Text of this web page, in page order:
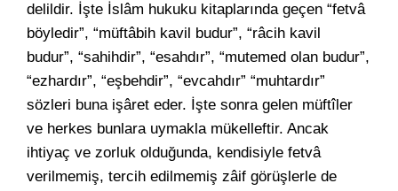
delildir. İşte İslâm hukuku kitaplarında geçen “fetvâ
böyledir”, “müftâbih kavil budur”, “râcih kavil
budur”, “sahihdir”, “esahdır”, “mutemed olan budur”,
“ezhardır”, “eşbehdir”, “evcahdır” “muhtardır”
sözleri buna işâret eder. İşte sonra gelen müftîler
ve herkes bunlara uymakla mükelleftir. Ancak
ihtiyaç ve zorluk olduğunda, kendisiyle fetvâ
verilmemiş, tercih edilmemiş zâif görüşlerle de